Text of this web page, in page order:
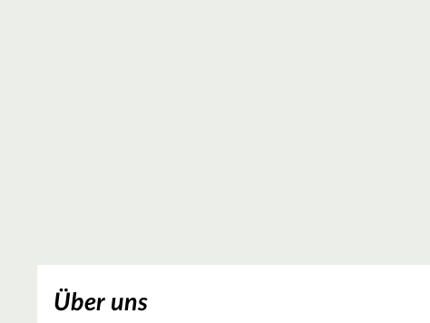
Über uns